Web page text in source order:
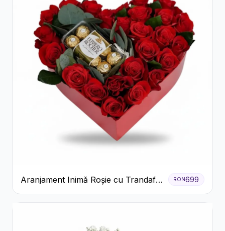
Aranjament Inimă Roșie cu Trandafiri
și Ferrero Rocher Premium
RON699